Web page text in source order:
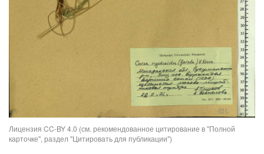
Лицензия CC-BY 4.0 (см. рекомендованное цитирование в "Полной
карточке", раздел "Цитировать для публикации")